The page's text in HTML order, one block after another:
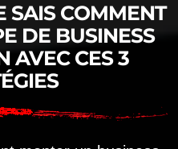
SAIS COMMENT
DE BUSINESS
AVEC CES 3